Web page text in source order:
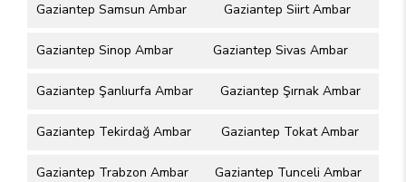
Gaziantep Samsun Ambar Gaziantep Siirt Ambar
Gaziantep Sinop Ambar Gaziantep Sivas Ambar
Gaziantep Şanlıurfa Ambar Gaziantep Şırnak Ambar
Gaziantep Tekirdağ Ambar Gaziantep Tokat Ambar
Gaziantep Trabzon Ambar Gaziantep Tunceli Ambar